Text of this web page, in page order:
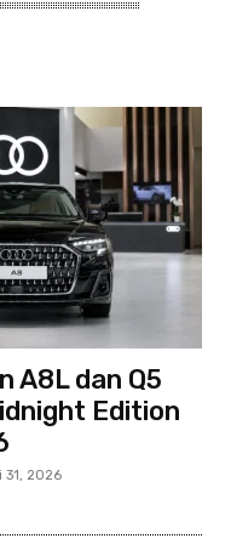
A8L dan Q5
Edition
31, 2026